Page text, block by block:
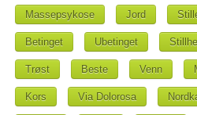
Massepsykose Jord
Betinget Ubetinget
Trøst Beste Venn
Kors Via Dolorosa